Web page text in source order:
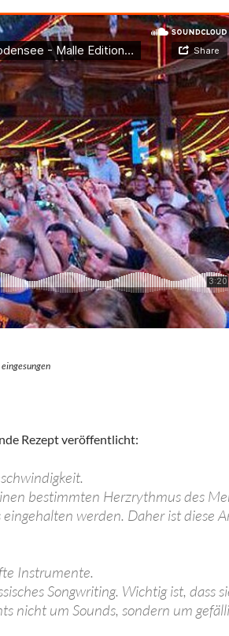
Rezept veröffentlicht:
bestimmten Herzrythmus des
eingehalten werden. Daher ist
Instrumente.
Songwriting. Wichtig ist,
nicht um Sounds, sondern um